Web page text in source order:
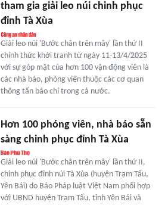
tham gia giải leo núi chinh phục
đỉnh Tà Xùa
Giải leo núi 'Bước chân trên mây' lần thứ II
chính thức khởi tranh từ ngày 11-13/4/2025
với sự góp mặt của hơn 100 vận động viên là
các nhà báo, phóng viên thuộc các cơ quan
thông tấn báo chí trong cả nước.
Hơn 100 phóng viên, nhà báo sẵn
sàng chinh phục đỉnh Tà Xùa
Giải leo núi 'Bước chân trên mây' lần thứ II,
chinh phục đỉnh núi Tà Xùa (huyện Trạm Tấu,
Yên Bái) do Báo Pháp luật Việt Nam phối hợp
với UBND huyện Trạm Tấu, tỉnh Yên Bái và